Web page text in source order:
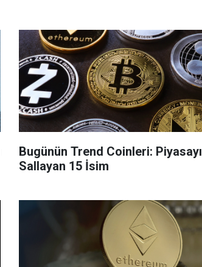
Bugünün Trend Coinleri: Piyasayı
Sallayan 15 İsim